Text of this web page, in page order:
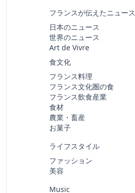
フランスが伝えたニュース
日本のニュース
世界のニュース
Art de Vivre
食文化
フランス料理
フランス文化圏の食
フランス飲食産業
食材
農業・畜産
お菓子
ライフスタイル
ファッション
美容
Music